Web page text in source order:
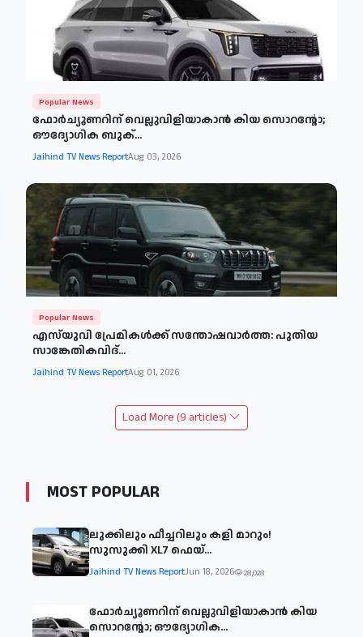
Popular News
ഫോർച്യൂണറിന് വെല്ലുവിളിയാകാൻ കിയ സൊറന്റോ;
ഔദ്യോഗിക ബുക്...
Jaihind TV News ReportAug 03, 2026
Popular News
എസ്‌യുവി പ്രേമികൾക്ക് സന്തോഷവാർത്ത: പുതിയ
സാങ്കേതികവിദ്...
Jaihind TV News ReportAug 01, 2026
Load More (9 articles)
MOST POPULAR
ലുക്കിലും ഫീച്ചറിലും കളി മാറും!
സുസുക്കി XL7 ഫെയ്‌...
Jaihind TV News ReportJun 18, 2026 28,028
ഫോർച്യൂണറിന് വെല്ലുവിളിയാകാൻ കിയ
സൊറന്റോ; ഔദ്യോഗിക...